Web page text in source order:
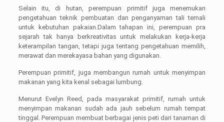
Selain itu, di hutan, perempuan primitif juga menemukan
pengetahuan teknik pembuatan dan penganyaman tali temali
untuk kebutuhan pakaian.Dalam tahapan ini, perempuan pra
sejarah tak hanya berkreativitas untuk melakukan kerja-kerja
keterampilan tangan, tetapi juga tentang pengetahuan memilih,
merawat dan merekayasa bahan yang digunakan.
Perempuan primitif, juga membangun rumah untuk menyimpan
makanan yang kita kenal sebagai lumbung.
Menurut Evelyn Reed, pada masyarakat primitif, rumah untuk
menyimpan makanan sudah ada jauh sebelum rumah tempat
tinggal. Perempuan membuat berbagai jenis peti dari tanaman di